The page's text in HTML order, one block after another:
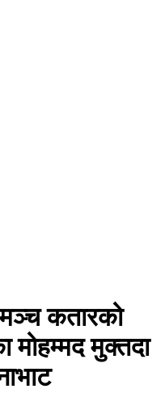
मञ्च कतारको
मोहम्मद मुक्तदा